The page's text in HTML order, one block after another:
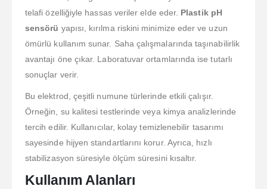
telafi özelliğiyle hassas veriler elde eder. Plastik pH
sensörü yapısı, kırılma riskini minimize eder ve uzun
ömürlü kullanım sunar. Saha çalışmalarında taşınabilirlik
avantajı öne çıkar. Laboratuvar ortamlarında ise tutarlı
sonuçlar verir.
Bu elektrod, çeşitli numune türlerinde etkili çalışır.
Örneğin, su kalitesi testlerinde veya kimya analizlerinde
tercih edilir. Kullanıcılar, kolay temizlenebilir tasarımı
sayesinde hijyen standartlarını korur. Ayrıca, hızlı
stabilizasyon süresiyle ölçüm süresini kısaltır.
Kullanım Alanları